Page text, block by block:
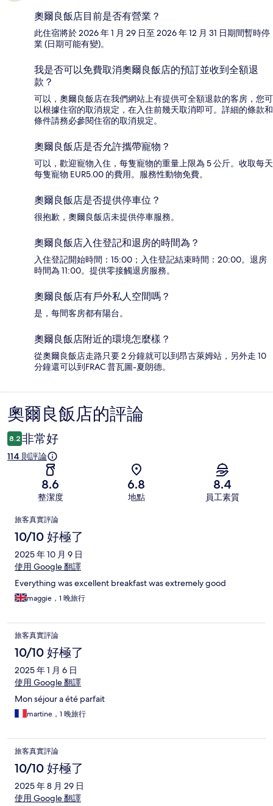
奧爾良飯店目前是否有營業？
此住宿將於 2026 年 1 月 29 日至 2026 年 12 月 31 日期間暫時停
業 (日期可能有變)。
我是否可以免費取消奧爾良飯店的預訂並收到全額退
款？
可以，奧爾良飯店在我們網站上有提供可全額退款的客房，您可
以根據住宿的取消規定，在入住前幾天取消即可。詳細的條款和
條件請務必參閱住宿的取消規定。
奧爾良飯店是否允許攜帶寵物？
可以，歡迎寵物入住，每隻寵物的重量上限為 5 公斤。收取每天
每隻寵物 EUR5.00 的費用。服務性動物免費。
奧爾良飯店是否提供停車位？
很抱歉，奧爾良飯店未提供停車服務。
奧爾良飯店入住登記和退房的時間為？
入住登記開始時間：15:00；入住登記結束時間：20:00。退房
時間為 11:00。提供零接觸退房服務。
奧爾良飯店有戶外私人空間嗎？
是，每間客房都有陽台。
奧爾良飯店附近的環境怎麼樣？
從奧爾良飯店走路只要 2 分鐘就可以到昂古萊姆站，另外走 10
分鐘還可以到FRAC 普瓦圖-夏朗德。
評
論
奧爾良飯店的評論
8.2 非常好
114 則評論
8.6
整潔度
6.8
地點
8.4
員工素質
評
論
旅客真實評論
10/10 好極了
2025 年 10 月 9 日
使用 Google 翻譯
Everything was excellent breakfast was extremely good
maggie，1 晚旅行
旅客真實評論
10/10 好極了
2025 年 1 月 6 日
使用 Google 翻譯
Mon séjour a été parfait
martine，1 晚旅行
旅客真實評論
10/10 好極了
2025 年 8 月 29 日
使用 Google 翻譯